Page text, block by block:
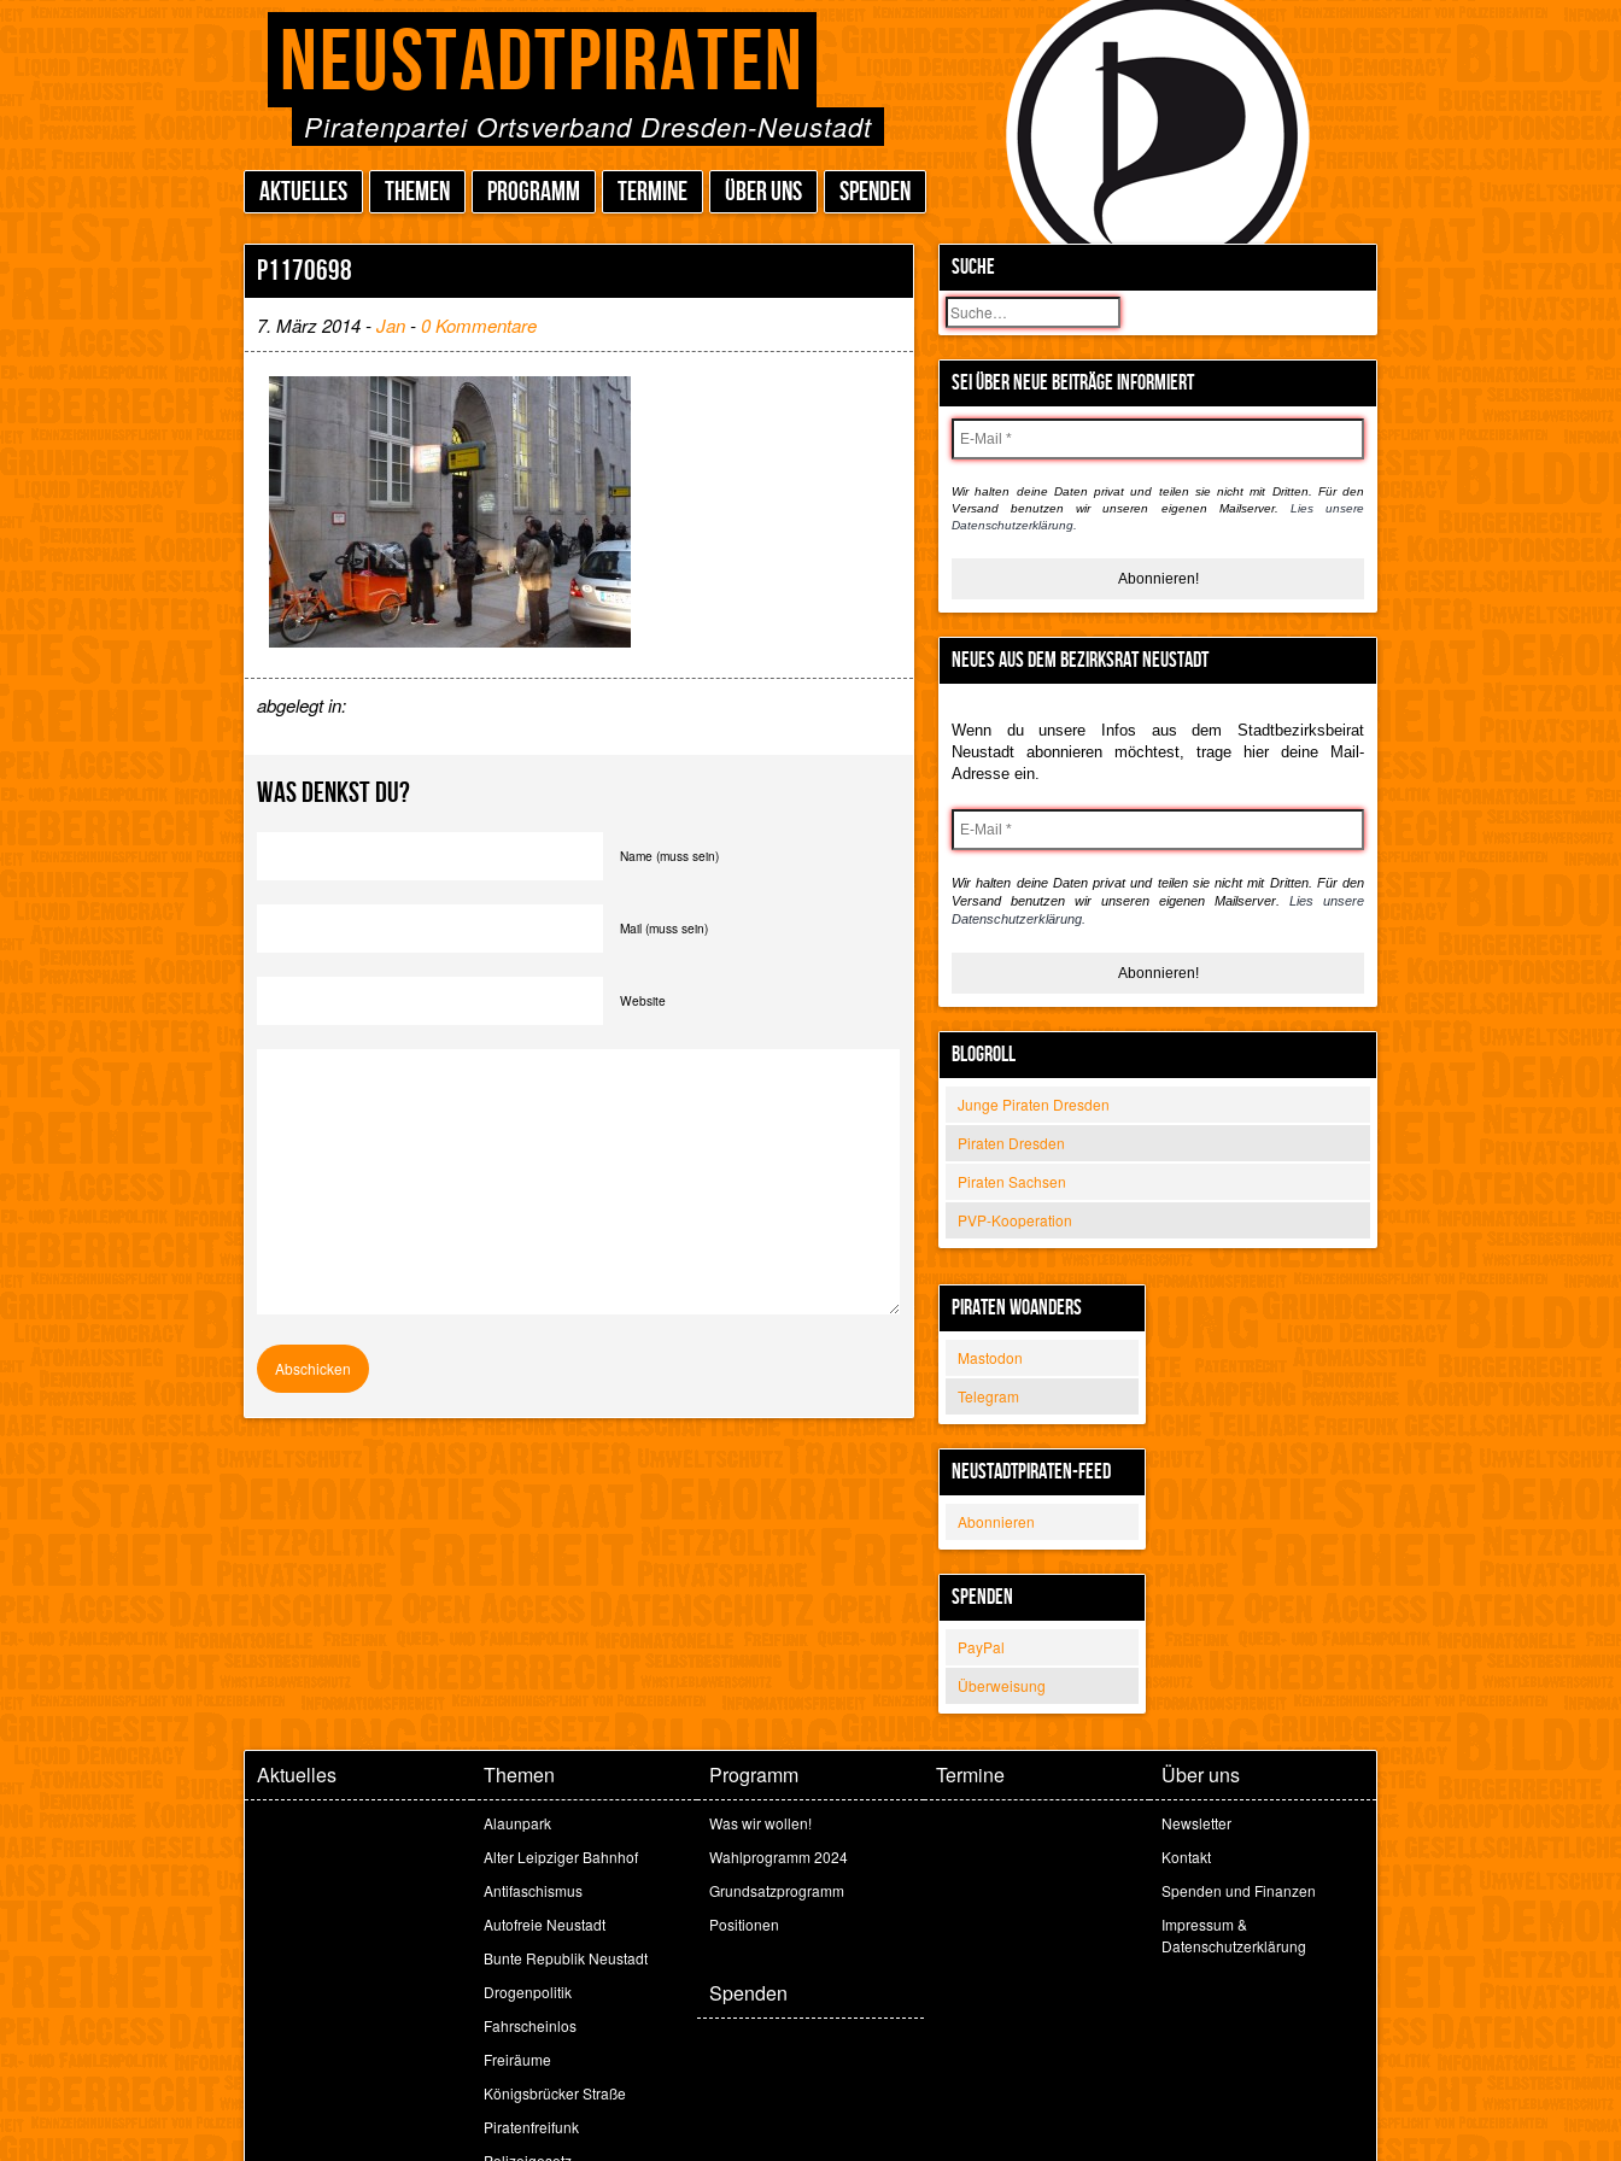
NEUSTADTPIRATEN
Piratenpartei Ortsverband Dresden-Neustadt
AKTUELLES THEMEN PROGRAMM TERMINE ÜBER UNS SPENDEN
SUCHE
Suchen
SEI ÜBER NEUE BEITRÄGE INFORMIERT
Wir halten deine Daten privat und teilen sie nicht mit Dritten. Für den
Versand benutzen wir unseren eigenen Mailserver. Lies unsere
Datenschutzerklärung.
NEUES AUS DEM BEZIRKSRAT NEUSTADT
Wenn du unsere Infos aus dem Stadtbezirksbeirat
Neustadt abonnieren möchtest, trage hier deine Mail-
Adresse ein.
Wir halten deine Daten privat und teilen sie nicht mit Dritten. Für den
Versand benutzen wir unseren eigenen Mailserver. Lies unsere
Datenschutzerklärung.
BLOGROLL
Junge Piraten Dresden
Piraten Dresden
Piraten Sachsen
PVP-Kooperation
PIRATEN WOANDERS
Mastodon
Telegram
NEUSTADTPIRATEN-FEED
Abonnieren
SPENDEN
PayPal
Überweisung
P1170698
7. März 2014 -Jan-0 Kommentare
abgelegt in:
WAS DENKST DU?
Name (muss sein)
Mail (muss sein)
Website
Aktuelles Themen
Alaunpark
Alter Leipziger Bahnhof
Antifaschismus
Autofreie Neustadt
Bunte Republik Neustadt
Drogenpolitik
Fahrscheinlos
Freiräume
Königsbrücker Straße
Piratenfreifunk
Programm
Was wir wollen!
Wahlprogramm 2024
Grundsatzprogramm
Positionen
Termine Über uns
Newsletter
Kontakt
Spenden und Finanzen
Impressum &
Datenschutzerklärung
Spenden